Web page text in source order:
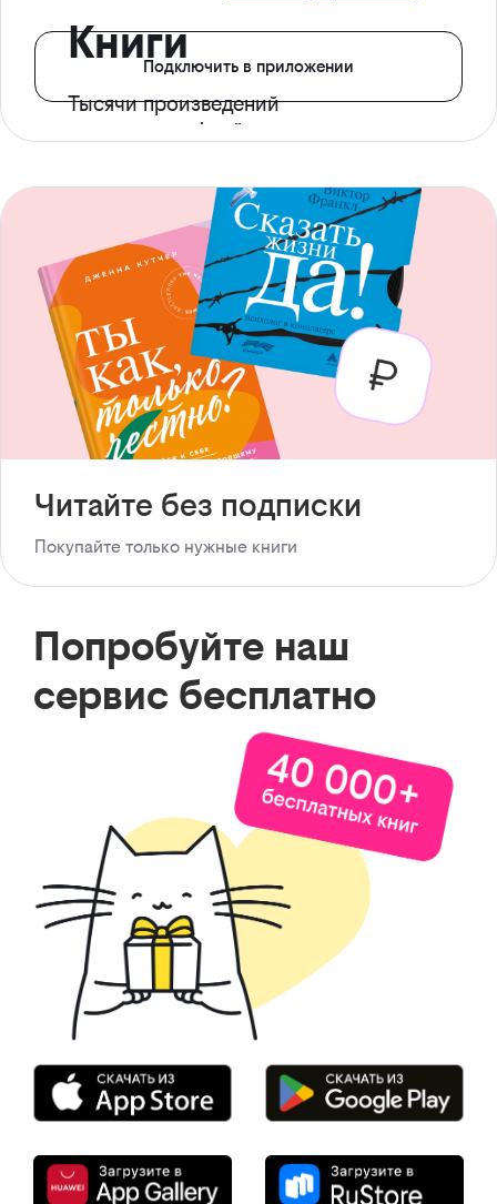
Книги
Тысячи произведений
с доступом офлайн
Подключить в приложении
Читайте без подписки
Покупайте только нужные книги
Попробуйте наш
сервис бесплатно